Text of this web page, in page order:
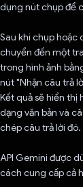
dụng nút chụp để
Sau khi chụp hoặc
chuyển đến một
trong hình ảnh
nút "Nhận câu trả
Kết quả sẽ hiển thị
dạng văn bản và
chép câu trả lời đó.
API Gemini được
cách cung cấp cả